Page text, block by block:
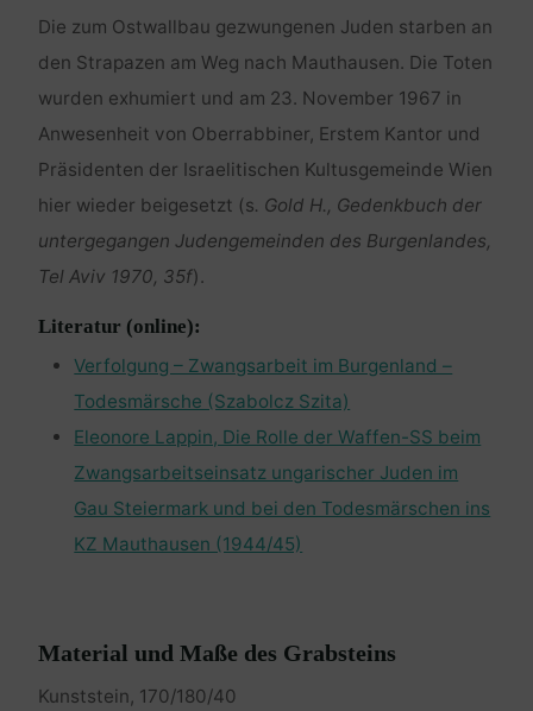
Die zum Ostwallbau gezwungenen Juden starben an
den Strapazen am Weg nach Mauthausen. Die Toten
wurden exhumiert und am 23. November 1967 in
Anwesenheit von Oberrabbiner, Erstem Kantor und
Präsidenten der Israelitischen Kultusgemeinde Wien
hier wieder beigesetzt (s. Gold H., Gedenkbuch der
untergegangen Judengemeinden des Burgenlandes,
Tel Aviv 1970, 35f).
Literatur (online):
Verfolgung – Zwangsarbeit im Burgenland –
Todesmärsche (Szabolcz Szita)
Eleonore Lappin, Die Rolle der Waffen-SS beim
Zwangsarbeitseinsatz ungarischer Juden im
Gau Steiermark und bei den Todesmärschen ins
KZ Mauthausen (1944/45)
Material und Maße des Grabsteins
Kunststein, 170/180/40